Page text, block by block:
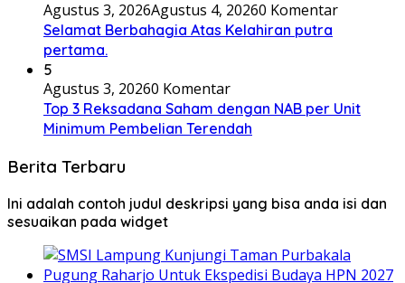
Agustus 3, 2026Agustus 4, 20260 Komentar
Selamat Berbahagia Atas Kelahiran putra
pertama.
5
Agustus 3, 20260 Komentar
Top 3 Reksadana Saham dengan NAB per Unit
Minimum Pembelian Terendah
Berita Terbaru
Ini adalah contoh judul deskripsi yang bisa anda isi dan
sesuaikan pada widget